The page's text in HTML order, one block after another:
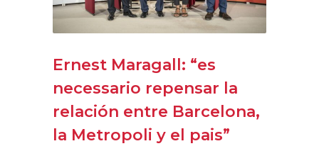
Ernest Maragall: “es
necessario repensar la
relación entre Barcelona,
la Metropoli y el pais”